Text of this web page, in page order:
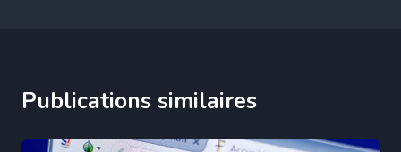
Publications similaires